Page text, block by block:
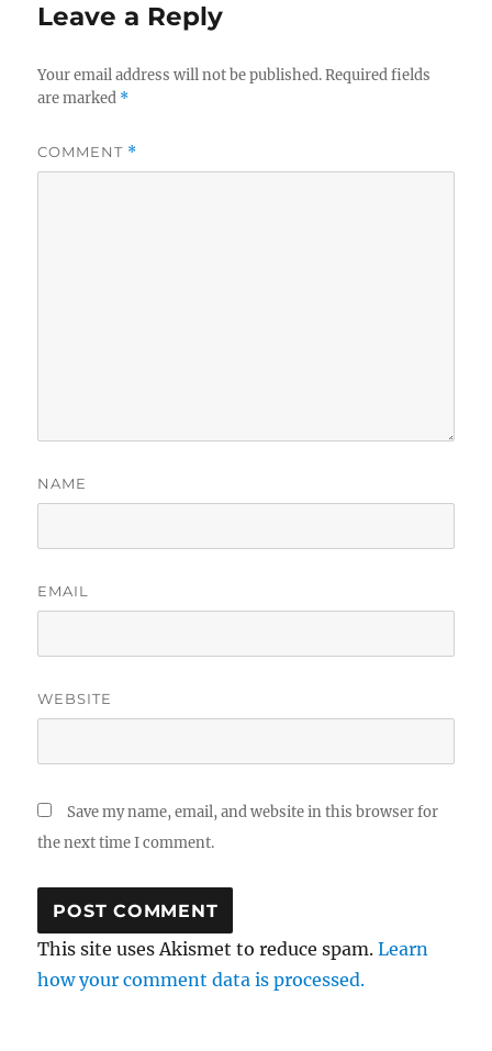
Leave a Reply
Your email address will not be published. Required fields
are marked *
COMMENT *
NAME
EMAIL
WEBSITE
Save my name, email, and website in this browser for
the next time I comment.
This site uses Akismet to reduce spam.Learn
how your comment data is processed.